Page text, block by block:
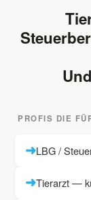
PROFIS DIE
LBG /
Tierarzt —